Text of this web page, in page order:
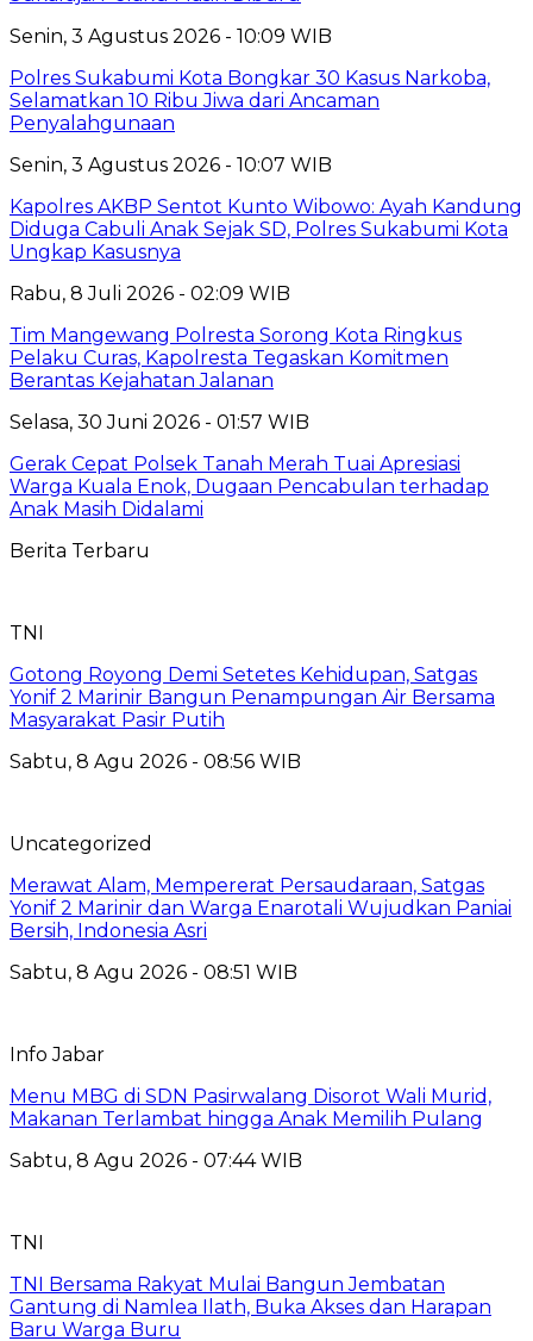
Senin, 3 Agustus 2026 - 10:09 WIB
Polres Sukabumi Kota Bongkar 30 Kasus Narkoba,
Selamatkan 10 Ribu Jiwa dari Ancaman
Penyalahgunaan
Senin, 3 Agustus 2026 - 10:07 WIB
Kapolres AKBP Sentot Kunto Wibowo: Ayah Kandung
Diduga Cabuli Anak Sejak SD, Polres Sukabumi Kota
Ungkap Kasusnya
Rabu, 8 Juli 2026 - 02:09 WIB
Tim Mangewang Polresta Sorong Kota Ringkus
Pelaku Curas, Kapolresta Tegaskan Komitmen
Berantas Kejahatan Jalanan
Selasa, 30 Juni 2026 - 01:57 WIB
Gerak Cepat Polsek Tanah Merah Tuai Apresiasi
Warga Kuala Enok, Dugaan Pencabulan terhadap
Anak Masih Didalami
Berita Terbaru
TNI
Gotong Royong Demi Setetes Kehidupan, Satgas
Yonif 2 Marinir Bangun Penampungan Air Bersama
Masyarakat Pasir Putih
Sabtu, 8 Agu 2026 - 08:56 WIB
Uncategorized
Merawat Alam, Mempererat Persaudaraan, Satgas
Yonif 2 Marinir dan Warga Enarotali Wujudkan Paniai
Bersih, Indonesia Asri
Sabtu, 8 Agu 2026 - 08:51 WIB
Info Jabar
Menu MBG di SDN Pasirwalang Disorot Wali Murid,
Makanan Terlambat hingga Anak Memilih Pulang
Sabtu, 8 Agu 2026 - 07:44 WIB
TNI
TNI Bersama Rakyat Mulai Bangun Jembatan
Gantung di Namlea Ilath, Buka Akses dan Harapan
Baru Warga Buru